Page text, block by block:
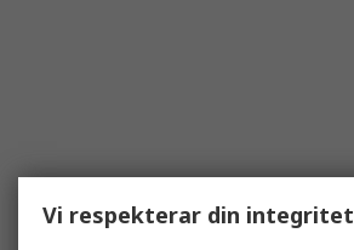
Vi respekterar din integritet